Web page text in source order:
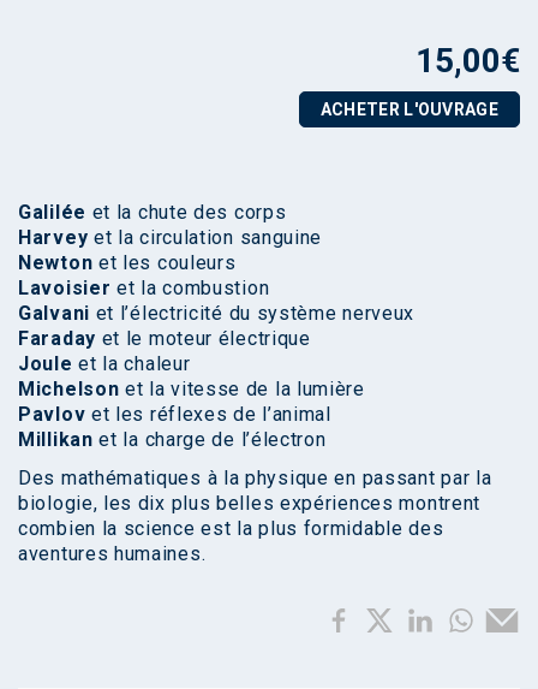
15,00€
ACHETER L'OUVRAGE
Galilée et la chute des corps
Harvey et la circulation sanguine
Newton et les couleurs
Lavoisier et la combustion
Galvani et l’électricité du système nerveux
Faraday et le moteur électrique
Joule et la chaleur
Michelson et la vitesse de la lumière
Pavlov et les réflexes de l’animal
Millikan et la charge de l’électron
Des mathématiques à la physique en passant par la
biologie, les dix plus belles expériences montrent
combien la science est la plus formidable des
aventures humaines.